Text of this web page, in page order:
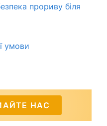
прориву біля
умови
НАС